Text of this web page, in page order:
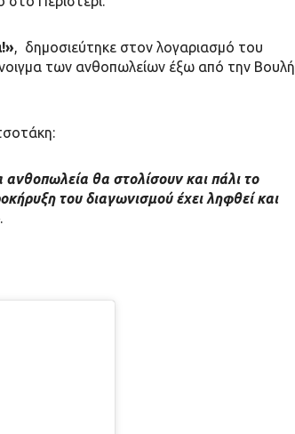
, δημοσιεύτηκε στον λογαριασμό του
των ανθοπωλείων έξω από την Βουλή
θα στολίσουν και πάλι το
του διαγωνισμού έχει ληφθεί και
.